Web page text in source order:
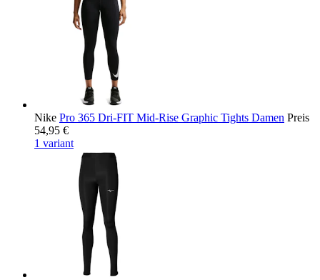
Nike Pro 365 Dri-FIT Mid-Rise Graphic Tights Damen Preis
54,95 €
1 variant